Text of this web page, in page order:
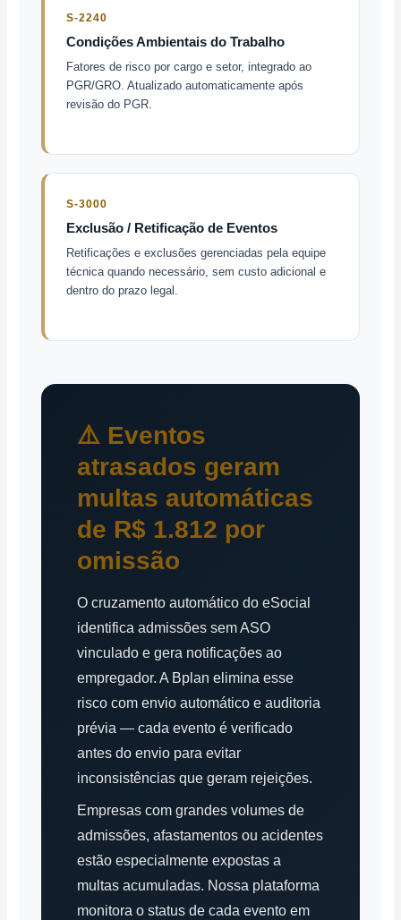
S-2240
Condições Ambientais do Trabalho
Fatores de risco por cargo e setor, integrado ao
PGR/GRO. Atualizado automaticamente após
revisão do PGR.
S-3000
Exclusão / Retificação de Eventos
Retificações e exclusões gerenciadas pela equipe
técnica quando necessário, sem custo adicional e
dentro do prazo legal.
⚠️ Eventos
atrasados geram
multas automáticas
de R$ 1.812 por
omissão
O cruzamento automático do eSocial
identifica admissões sem ASO
vinculado e gera notificações ao
empregador. A Bplan elimina esse
risco com envio automático e auditoria
prévia — cada evento é verificado
antes do envio para evitar
inconsistências que geram rejeições.
Empresas com grandes volumes de
admissões, afastamentos ou acidentes
estão especialmente expostas a
multas acumuladas. Nossa plataforma
monitora o status de cada evento em